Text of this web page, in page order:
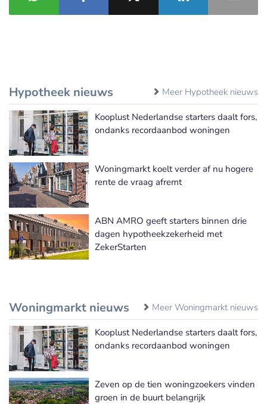
Hypotheek nieuws Meer Hypotheek nieuws
Kooplust Nederlandse starters daalt fors,
ondanks recordaanbod woningen
Woningmarkt koelt verder af nu hogere
rente de vraag afremt
ABN AMRO geeft starters binnen drie
dagen hypotheekzekerheid met
ZekerStarten
Woningmarkt nieuws Meer Woningmarkt nieuws
Kooplust Nederlandse starters daalt fors,
ondanks recordaanbod woningen
Zeven op de tien woningzoekers vinden
groen in de buurt belangrijk